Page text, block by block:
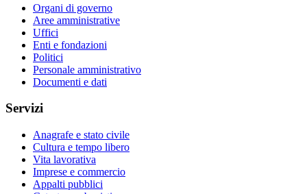
Organi di governo
Aree amministrative
Uffici
Enti e fondazioni
Politici
Personale amministrativo
Documenti e dati
Servizi
Anagrafe e stato civile
Cultura e tempo libero
Vita lavorativa
Imprese e commercio
Appalti pubblici